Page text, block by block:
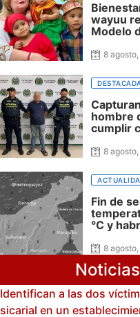
wayuu
Modelo
8
hombre
cumplir
8
Fin de
°C y
8
Identifican a las dos
sicarial en un